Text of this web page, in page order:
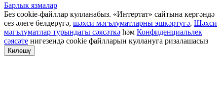
Барлык язмалар
Без cookie-файллар кулланабыз. «Интертат» сайтына кергәндә
сез әлеге белдерүгә, шәхси мәгълүматларны эшкәртүгә, Шәхси
мәгълүматлар турындагы сәясәткә һәм Конфиденциальлек
сәясәте нигезендә cookie файлларын куллануга ризалашасыз
Килешү